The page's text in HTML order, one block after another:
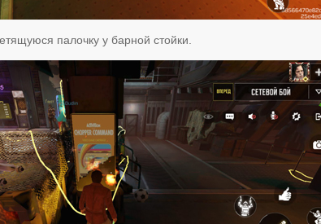
палочку у барной стойки.